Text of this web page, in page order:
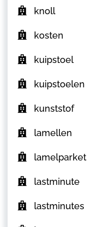
knoll
kosten
kuipstoel
kuipstoelen
kunststof
lamellen
lamelparket
lastminute
lastminutes